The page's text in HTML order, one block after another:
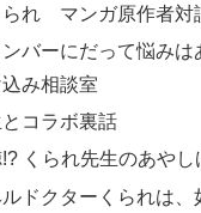
られ マンガ原作者対
ンバーにだって悩み
み相談室
コラボ裏話
くられ先生のあやし
ドクターくられは、